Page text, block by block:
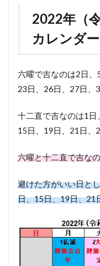
2022年（
カレンダー
六曜で吉なのは2日、
23日、26日、27日、
十二直で吉なのは1日
15日、19日、21日、
六曜と十二直で吉な
避けた方がいい日と
日、15日、19日、21